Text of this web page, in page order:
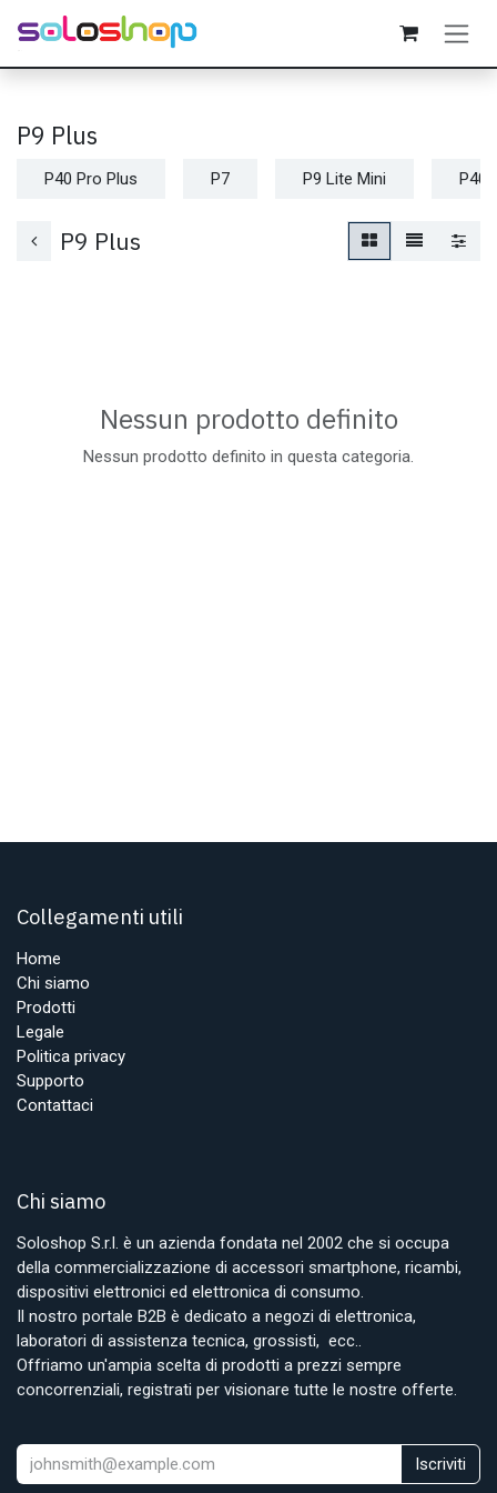
Passa al contenuto
P9 Plus
P40 Pro Plus P7 P9 Lite Mini P40
P9 Plus
Nessun prodotto definito
Nessun prodotto definito in questa categoria.
Collegamenti utili
Home
Chi siamo
Prodotti
Legale
Politica privacy
Supporto
Contattaci
Chi siamo
Soloshop S.r.l. è un azienda fondata nel 2002 che si occupa
della commercializzazione di accessori smartphone, ricambi,
dispositivi elettronici ed elettronica di consumo.
Il nostro portale B2B è dedicato a negozi di elettronica,
laboratori di assistenza tecnica, grossisti, ecc..
Offriamo un'ampia scelta di prodotti a prezzi sempre
concorrenziali, registrati per visionare tutte le nostre offerte.
Iscriviti